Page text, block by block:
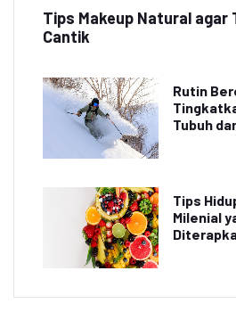
Tips Makeup Natural agar
Cantik
Rutin
Tubuh
Tips
Milenial